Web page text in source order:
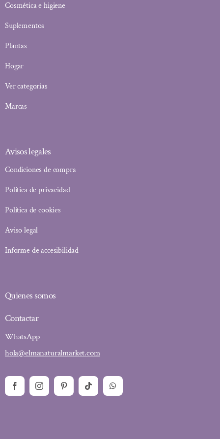
Cosmética e higiene
Suplementos
Plantas
Hogar
Ver categorías
Marcas
Avisos legales
Condiciones de compra
Política de privacidad
Política de cookies
Aviso legal
Informe de accesibilidad
Quienes somos
Contactar
WhatsApp
hola@elmanaturalmarket.com